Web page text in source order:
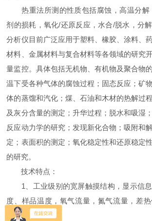
热重法所测的性质包括腐蚀，高温分解
剂的损耗，氧化/还原反应，水合/脱水，分
分析仪目前广泛应用于塑料、橡胶、涂料、
材料、金属材料与复合材料等各领域的研究
量监控。具体包括无机物、有机物及聚合物
温下受各种气体的腐蚀过程；固态反应；矿
体的蒸馏和汽化；煤、石油和木材的热解过
及灰分含量的测定；升华过程；脱水和吸湿
反应动力学的研究；发现新化合物；吸附和
定；表面积的测定；氧化稳定性和还原稳定
的研究。
技术特点：
1、工业级别的宽屏触摸结构，显示信息
度、样品温度，氧气流量，氮气流量，差
态，流量归零。